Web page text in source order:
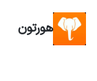
هورتون